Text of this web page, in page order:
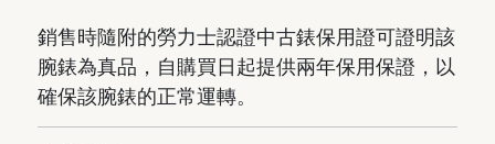
銷售時隨附的勞力士認證中古錶保用證可證明該
腕錶為真品，自購買日起提供兩年保用保證，以
確保該腕錶的正常運轉。